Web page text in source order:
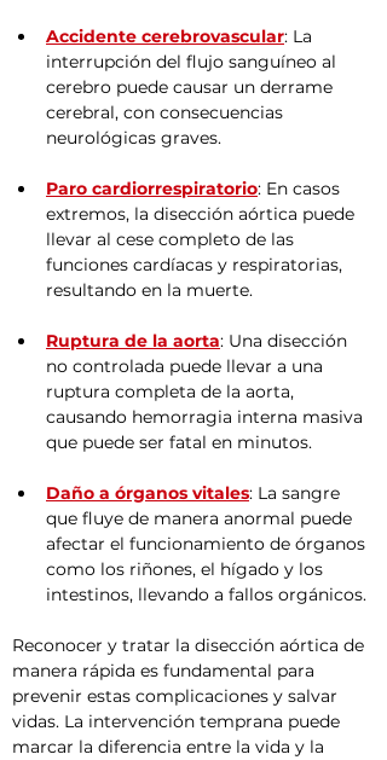
Accidente cerebrovascular: La
interrupción del flujo sanguíneo al
cerebro puede causar un derrame
cerebral, con consecuencias
neurológicas graves.
Paro cardiorrespiratorio: En casos
extremos, la disección aórtica puede
llevar al cese completo de las
funciones cardíacas y respiratorias,
resultando en la muerte.
Ruptura de la aorta: Una disección
no controlada puede llevar a una
ruptura completa de la aorta,
causando hemorragia interna masiva
que puede ser fatal en minutos.
Daño a órganos vitales: La sangre
que fluye de manera anormal puede
afectar el funcionamiento de órganos
como los riñones, el hígado y los
intestinos, llevando a fallos orgánicos.
Reconocer y tratar la disección aórtica de
manera rápida es fundamental para
prevenir estas complicaciones y salvar
vidas. La intervención temprana puede
marcar la diferencia entre la vida y la